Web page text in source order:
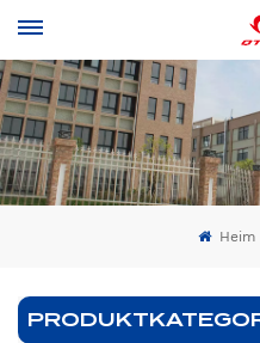
Heim